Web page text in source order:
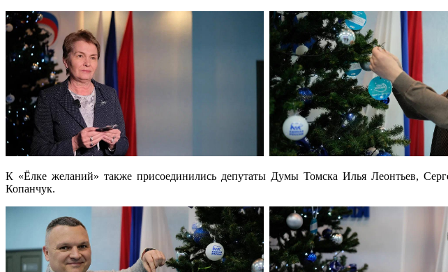
К «Ёлке желаний» также присоединились депутаты Думы Томска Илья Леонтьев,
Копанчук.